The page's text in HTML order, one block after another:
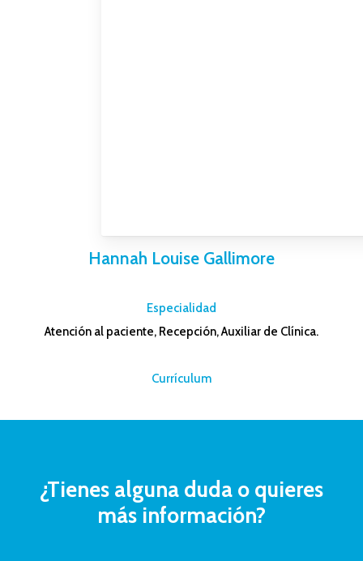
Hannah Louise Gallimore
Especialidad
Atención al paciente, Recepción, Auxiliar de Clínica.
Currículum
¿Tienes alguna duda o quieres
más información?